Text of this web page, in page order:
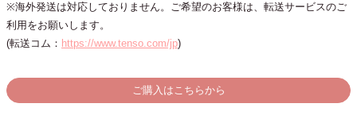
※海外発送は対応しておりません。ご希望のお客様は、転送サービスのご
利用をお願いします。
(転送コム： https://www.tenso.com/jp)
ご購入はこちらから